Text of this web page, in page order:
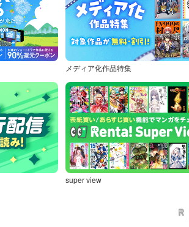
メディア化作品特集
super view